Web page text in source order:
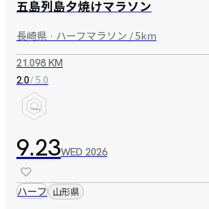
五島列島夕焼けマラソン
長崎県 · ハーフマラソン / 5km
21.098 KM
2.0/ 5.0
9.23WED 2026
ハーフ 山形県